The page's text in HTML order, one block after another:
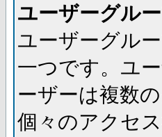
ユーザーグル
ユーザーグル
一つです。ユ
ーザーは複数
個々のアクセ